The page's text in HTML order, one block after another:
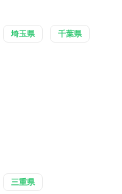
埼玉県 千葉県
三重県